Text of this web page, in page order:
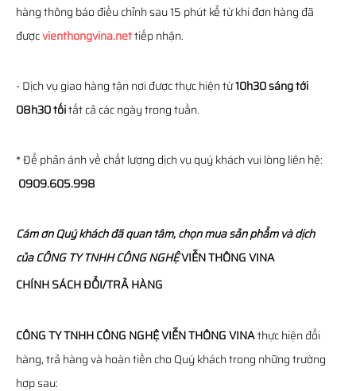
hàng thông báo điều chỉnh sau 15 phút kể từ khi đơn hàng đã
đượcvienthongvina.nettiếp nhận.
- Dịch vụ giao hàng tận nơi được thực hiện từ10h30 sáng tới
08h30 tốitất cả các ngày trong tuần.
* Để phản ánh về chất lượng dịch vụ quý khách vui lòng liên hệ:
0909.605.998
Cám ơn Quý khách đã quan tâm, chọn mua sản phẩm và dịch
củaCÔNG TY TNHH CÔNG NGHỆVIỄN THÔNGVINA
CHÍNH SÁCH ĐỔI/TRẢ HÀNG
CÔNG TY TNHH CÔNG NGHỆ VIỄN THÔNG VINAthực hiện đổi
hàng, trả hàng và hoàn tiền cho Quý khách trong những trường
hợp sau: